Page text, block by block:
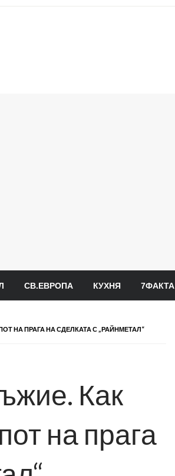
СВ.ЕВРОПА КУХНЯ 7ФАКТА
НА ПРАГА НА СДЕЛКАТА С „РАЙНМЕТАЛ“
Как
на прага